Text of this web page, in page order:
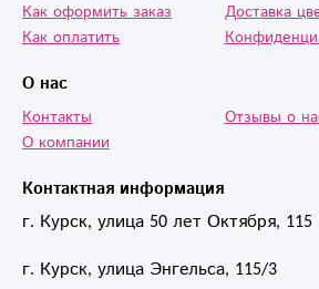
Контактная информация
г. Курск, улица 50 лет Октября, 115
г. Курск, улица Энгельса, 115/3
Как оформить заказ
Как оплатить
Доставка
О нас
Контакты
О компании
Отзывы о